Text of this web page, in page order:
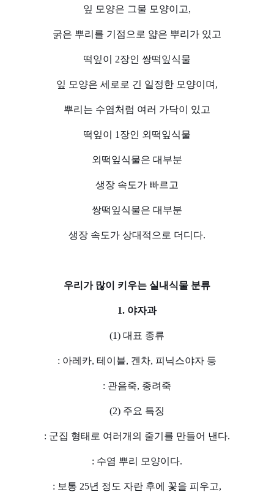
잎 모양은 그물 모양이고,
굵은 뿌리를 기점으로 얇은 뿌리가 있고
떡잎이 2장인 쌍떡잎식물
잎 모양은 세로로 긴 일정한 모양이며,
뿌리는 수염처럼 여러 가닥이 있고
떡잎이 1장인 외떡잎식물
외떡잎식물은 대부분
생장 속도가 빠르고
쌍떡잎식물은 대부분
생장 속도가 상대적으로 더디다.
우리가 많이 키우는 실내식물 분류
1. 야자과
(1) 대표 종류
: 아레카, 테이블, 겐차, 피닉스야자 등
: 관음죽, 종려죽
(2) 주요 특징
: 군집 형태로 여러개의 줄기를 만들어 낸다.
: 수염 뿌리 모양이다.
: 보통 25년 정도 자란 후에 꽃을 피우고,